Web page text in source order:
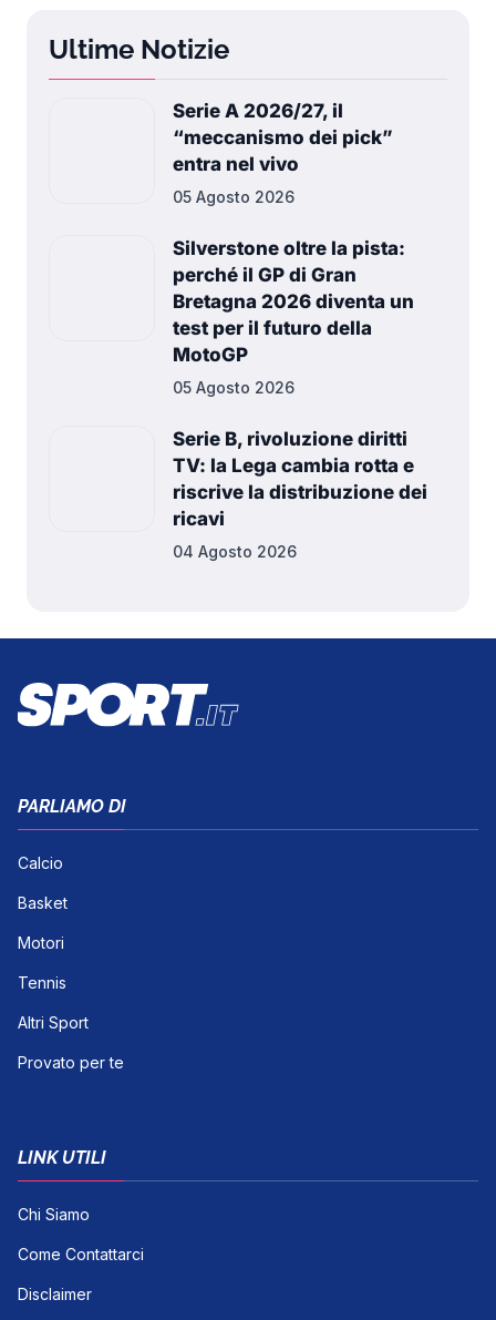
Ultime Notizie
Serie A 2026/27, il
“meccanismo dei pick”
entra nel vivo
05 Agosto 2026
Silverstone oltre la pista:
perché il GP di Gran
Bretagna 2026 diventa un
test per il futuro della
MotoGP
05 Agosto 2026
Serie B, rivoluzione diritti
TV: la Lega cambia rotta e
riscrive la distribuzione dei
ricavi
04 Agosto 2026
PARLIAMO DI
Calcio
Basket
Motori
Tennis
Altri Sport
Provato per te
LINK UTILI
Chi Siamo
Come Contattarci
Disclaimer